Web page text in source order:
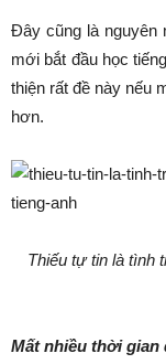
Đây cũng là nguyên
mới bắt đầu học
thiện rất đề này nếu
hơn.
Thiếu tự tin là tình
Mất nhiều thời gian